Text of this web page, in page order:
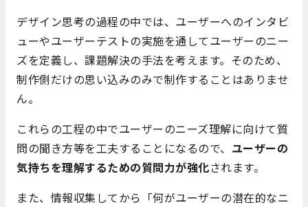
デザイン思考の過程の中では、ユーザーへのインタビ
ューやユーザーテストの実施を通してユーザーのニー
ズを定義し、課題解決の手法を考えます。そのため、
制作側だけの思い込みのみで制作することはありませ
ん。
これらの工程の中でユーザーのニーズ理解に向けて質
問の聞き方等を工夫することになるので、 ユーザーの
気持ちを理解するための質問力が強化されます。
また、情報収集してから「何がユーザーの潜在的なニ